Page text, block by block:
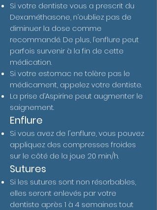
Si votre dentiste vous a prescrit du
Dexaméthasone, n’oubliez pas de
diminuer la dose comme
recommandé. De plus, l’enflure peut
parfois survenir à la fin de cette
médication.
Si votre estomac ne tolère pas le
médicament, appelez votre dentiste.
La prise d’Aspirine peut augmenter le
saignement.
Enflure
Si vous avez de l'enflure, vous pouvez
appliquez des compresses froides
sur le côté de la joue 20 min/h.
Sutures
Si les sutures sont non résorbables,
elles seront enlevés par votre
dentiste après 1 à 4 semaines tout